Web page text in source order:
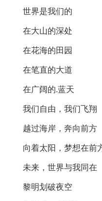
世界是我们的
在大山的深处
在花海的田园
在笔直的大道
在广阔的.蓝天
我们自由，我们飞翔
越过海岸，奔向前方
向着太阳，梦想在前
未来，世界与我同在
黎明划破夜空